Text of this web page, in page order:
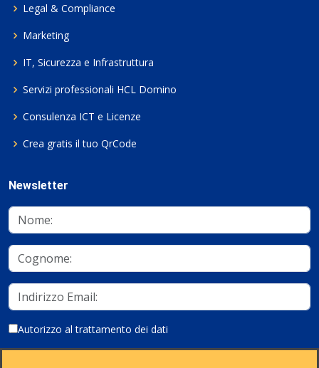
Legal & Compliance
Marketing
IT, Sicurezza e Infrastruttura
Servizi professionali HCL Domino
Consulenza ICT e Licenze
Crea gratis il tuo QrCode
Newsletter
Autorizzo al trattamento dei dati